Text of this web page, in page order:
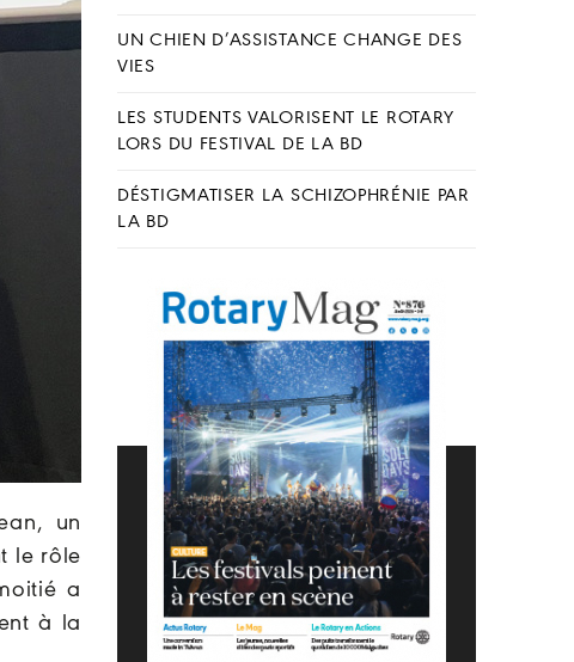
un
le rôle
a
à la
UN CHIEN D’ASSISTANCE CHANGE DES
VIES
LES STUDENTS VALORISENT LE ROTARY
LORS DU FESTIVAL DE LA BD
DÉSTIGMATISER LA SCHIZOPHRÉNIE PAR
LA BD